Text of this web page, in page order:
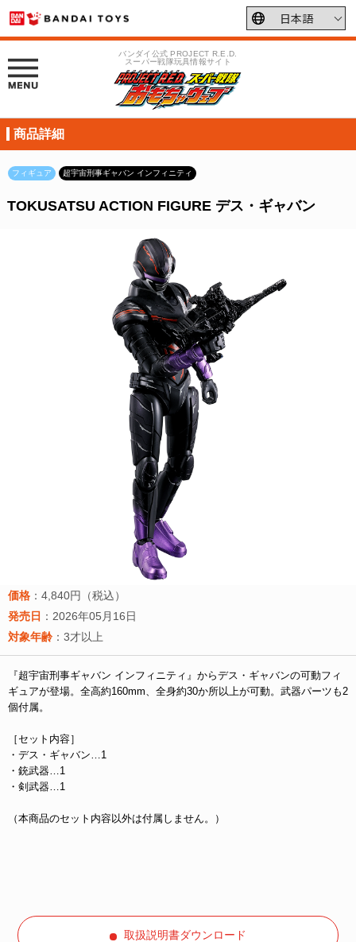
バンダイ公式 PROJECT R.E.D.
スーパー戦隊玩具情報サイト
商品詳細
フィギュア 超宇宙刑事ギャバン インフィニティ
TOKUSATSU ACTION FIGURE デス・ギャバン
価格 ：4,840円（税込）
発売日 ：2026年05月16日
対象年齢 ：3才以上
『超宇宙刑事ギャバン インフィニティ』からデス・ギャバンの可動フィ
ギュアが登場。全高約160mm、全身約30か所以上が可動。武器パーツも2
個付属。
［セット内容］
・デス・ギャバン…1
・銃武器…1
・剣武器…1
（本商品のセット内容以外は付属しません。）
取扱説明書ダウンロード